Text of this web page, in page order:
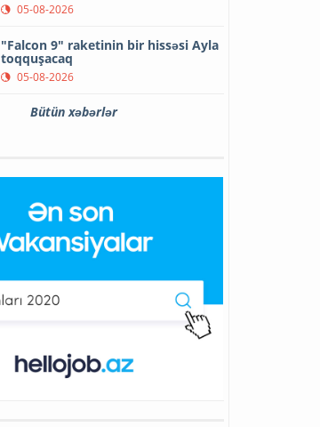
05-08-2026
"Falcon 9" raketinin bir hissəsi Ayla
toqquşacaq
05-08-2026
Bütün xəbərlər